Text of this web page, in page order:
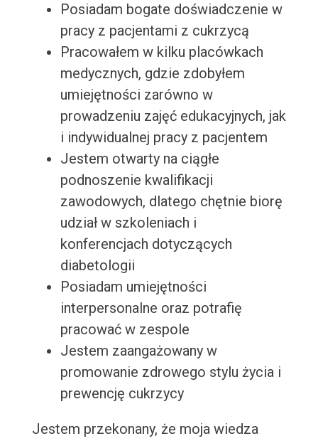
Posiadam bogate doświadczenie w
pracy z pacjentami z cukrzycą
Pracowałem w kilku placówkach
medycznych, gdzie zdobyłem
umiejętności zarówno w
prowadzeniu zajęć edukacyjnych, jak
i indywidualnej pracy z pacjentem
Jestem otwarty na ciągłe
podnoszenie kwalifikacji
zawodowych, dlatego chętnie biorę
udział w szkoleniach i
konferencjach dotyczących
diabetologii
Posiadam umiejętności
interpersonalne oraz potrafię
pracować w zespole
Jestem zaangażowany w
promowanie zdrowego stylu życia i
prewencję cukrzycy
Jestem przekonany, że moja wiedza